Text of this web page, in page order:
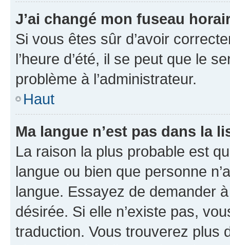
J’ai changé mon fuseau
Si vous êtes sûr d’avoir
l’heure d’été, il se peut que le
problème à l’administrateur.
Haut
Ma langue n’est pas dans la
La raison la plus probable est
langue ou bien que personne
langue. Essayez de demander
désirée. Si elle n’existe pas,
traduction. Vous trouverez plus